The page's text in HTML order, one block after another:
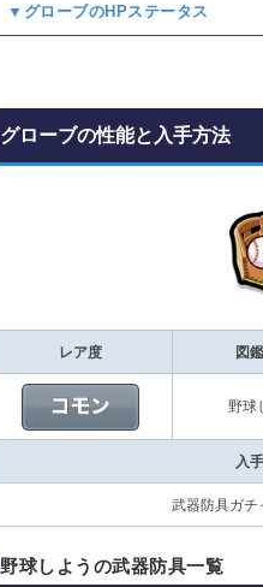
▼グローブのHPステータス
グローブの性能と入手方法
レア度 図
野球
入
武器防具ガチ
野球しようの武器防具一覧